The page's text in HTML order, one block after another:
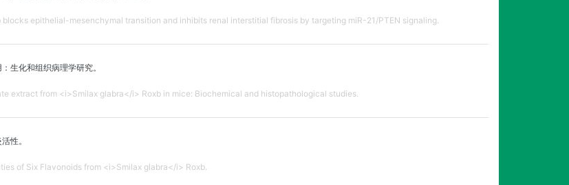
epithelial-mesenchymal transition and inhibits renal interstitial fibrosis by targeting miR-21/PTEN signaling.
生化和组织病理学研究。
extract from <i>Smilax glabra</i> Roxb in mice: Biochemical and histopathological studies.
性。
of Six Flavonoids from <i>Smilax glabra</i> Roxb.